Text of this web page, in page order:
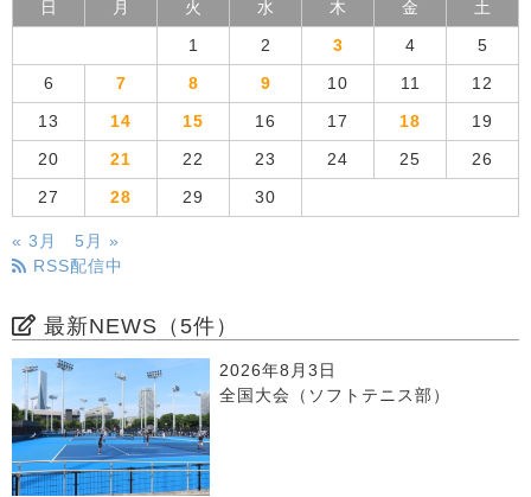
日 月 火 水 木 金 土
1 2 3 4 5
6 7 8 9 10 11 12
13 14 15 16 17 18 19
20 21 22 23 24 25 26
27 28 29 30
« 3月
5月 »
RSS配信中
最新NEWS（5件）
2026年8月3日
全国大会（ソフトテニス部）